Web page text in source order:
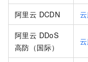
阿里云 DCDN
阿里云 DDoS
高防（国际）